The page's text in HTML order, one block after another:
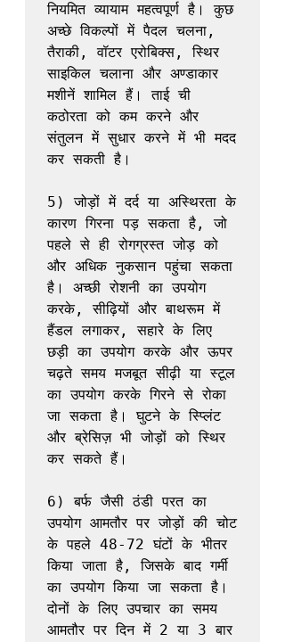
नियमित व्यायाम महत्वपूर्ण है। कुछ
अच्छे विकल्पों में पैदल चलना,
तैराकी, वॉटर एरोबिक्स, स्थिर
साइकिल चलाना और अण्डाकार
मशीनें शामिल हैं। ताई ची
कठोरता को कम करने और
संतुलन में सुधार करने में भी मदद
कर सकती है।
5) जोड़ों में दर्द या अस्थिरता के
कारण गिरना पड़ सकता है, जो
पहले से ही रोगग्रस्त जोड़ को
और अधिक नुकसान पहुंचा सकता
है। अच्छी रोशनी का उपयोग
करके, सीढ़ियों और बाथरूम में
हैंडल लगाकर, सहारे के लिए
छड़ी का उपयोग करके और ऊपर
चढ़ते समय मजबूत सीढ़ी या स्टूल
का उपयोग करके गिरने से रोका
जा सकता है। घुटने के स्प्लिंट
और ब्रेसिज़ भी जोड़ों को स्थिर
कर सकते हैं।
6) बर्फ जैसी ठंडी परत का
उपयोग आमतौर पर जोड़ों की चोट
के पहले 48-72 घंटों के भीतर
किया जाता है, जिसके बाद गर्मी
का उपयोग किया जा सकता है।
दोनों के लिए उपचार का समय
आमतौर पर दिन में 2 या 3 बार